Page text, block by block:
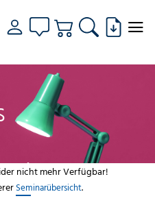
nicht mehr Verfügbar!
Seminarübersicht.